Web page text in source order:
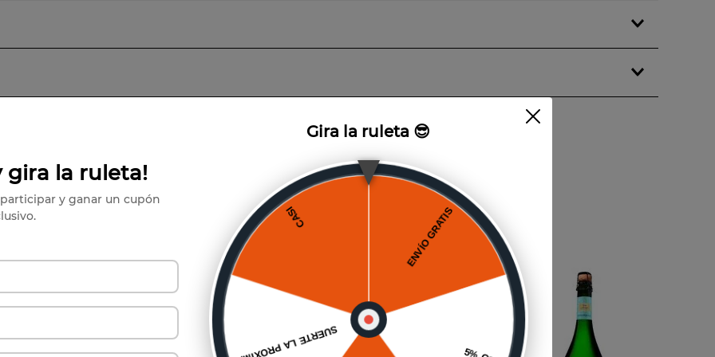
a su bajo grado alcohólico resulta el vino ideal para compartir en cualquier ocasión.
mermerladas, postres no muy dulces como tarta con frutas, pastel de limón, helados de agua, o simplemente solo
También te puede interesar
750cc 750cc
Gira la ruleta 😎
gira la ruleta!
y ganar un cupón